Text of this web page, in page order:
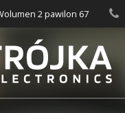
2 pawilon 67